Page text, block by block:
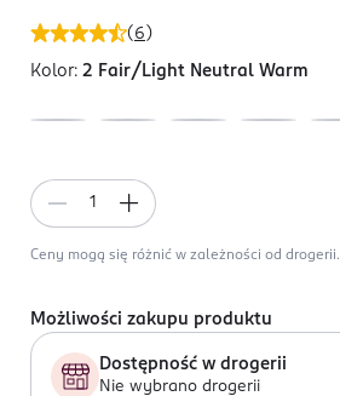
( 6 )
Kolor: 2 Fair/Light Neutral Warm
Ceny mogą się różnić w zależności od drogerii.
Możliwości zakupu produktu
Dostępność w drogerii
Nie wybrano drogerii